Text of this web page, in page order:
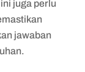
juga perlu
jawaban